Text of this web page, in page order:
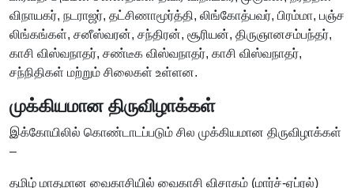
விநாயகர், நடராஜர், தட்சிணாமூர்த்தி, லிங்கோத்பவர், பிரம்மா, பஞ்ச
லிங்கங்கள், சனீஸ்வரன், சந்திரன், சூரியன், திருஞானசம்பந்தர்,
காசி விஸ்வநாதர், சண்டீக விஸ்வநாதர், காசி விஸ்வநாதர்,
சந்நிதிகள் மற்றும் சிலைகள் உள்ளன.
முக்கியமான திருவிழாக்கள்
இக்கோயிலில் கொண்டாடப்படும் சில முக்கியமான திருவிழாக்கள்
–
தமிழ் மாதமான வைகாசியில் வைகாசி விசாகம் (மார்ச்-ஏப்ரல்)